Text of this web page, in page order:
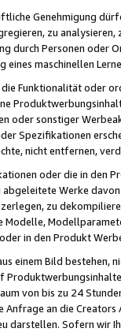
Genehmigung
zu
durch Personen
maschinellen
Funktionalität oder
oder sonstiger
Spezifikationen
nicht entfernen,
oder die in
Werke
zu
in den Produkt
einem Bild bestehen,
von bis zu 24
an die
darstellen. Sofern wir